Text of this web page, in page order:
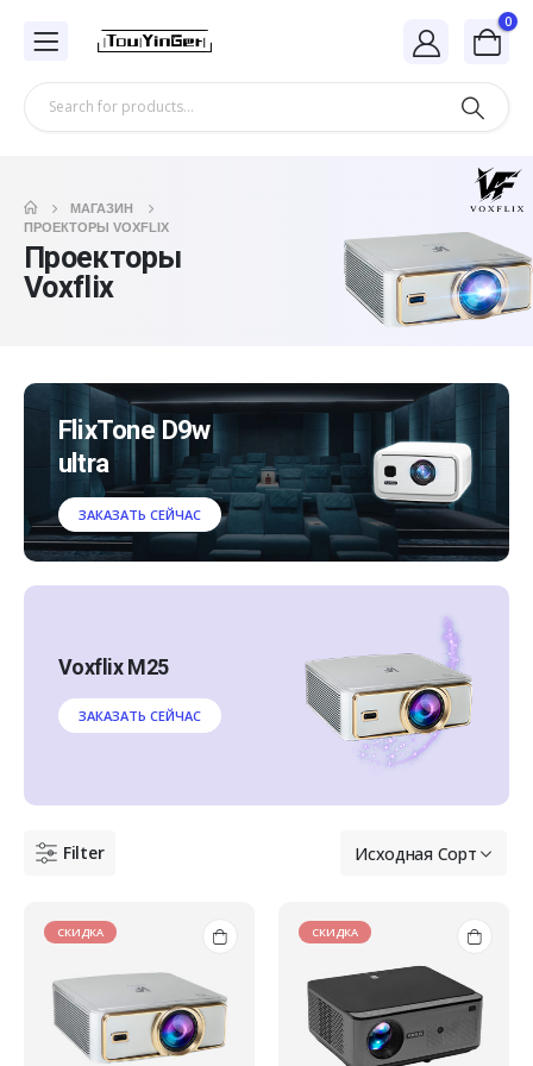
0
МАГАЗИН
ПРОЕКТОРЫ VOXFLIX
Проекторы
Voxflix
FlixTone D9w
ultra
ЗАКАЗАТЬ СЕЙЧАС
Voxflix M25
ЗАКАЗАТЬ СЕЙЧАС
Filter
СКИДКА СКИДКА